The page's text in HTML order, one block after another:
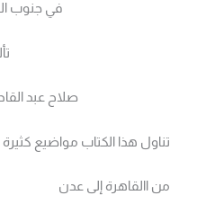
في جنوب
صلاح عبد
تناول هذا الكتاب مواضيع كثيرة
من االقاهرة إلى عدن